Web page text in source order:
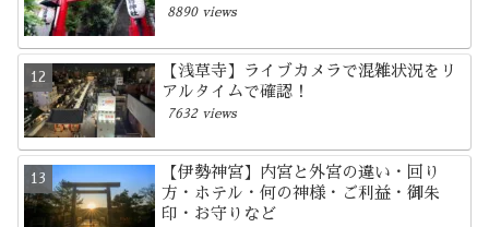
8890 views
【浅草寺】ライブカメラで混雑状況をリ
アルタイムで確認！
7632 views
【伊勢神宮】内宮と外宮の違い・回り
方・ホテル・何の神様・ご利益・御朱
印・お守りなど